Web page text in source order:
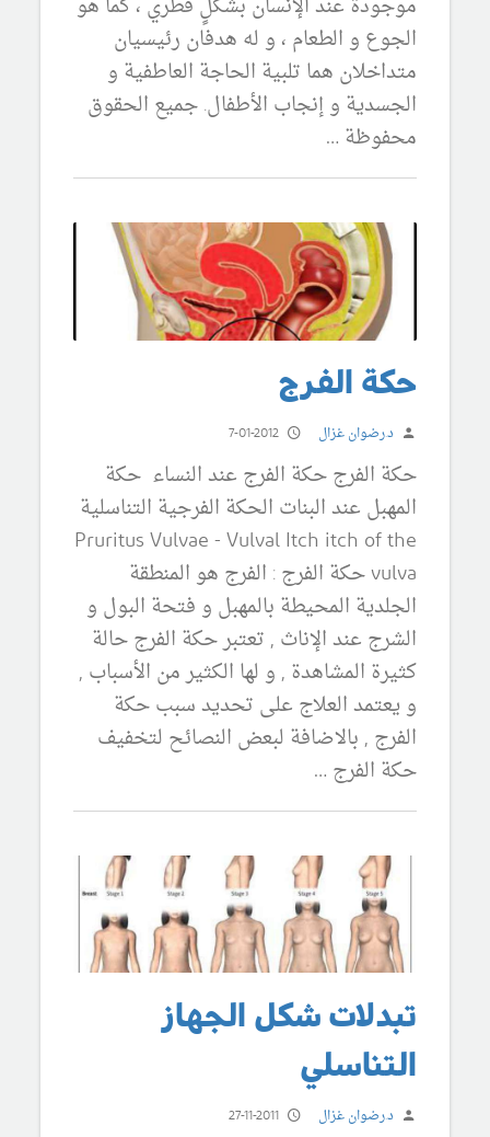
الجوع و الطعام ، و له هدفان رئيسيان
متداخلان هما تلبية الحاجة العاطفية و
الجسدية و إنجاب الأطفال. جميع الحقوق
محفوظة …
حكة الفرج
د.رضوان غزال 7-01-2012
حكة الفرج حكة الفرج عند النساء حكة
المهبل عند البنات الحكة الفرجية التناسلية
Pruritus Vulvae - Vulval Itch itch of the
vulva حكة الفرج : الفرج هو المنطقة
الجلدية المحيطة بالمهبل و فتحة البول و
الشرج عند الإناث , تعتبر حكة الفرج حالة
كثيرة المشاهدة , و لها الكثير من الأسباب ,
و يعتمد العلاج على تحديد سبب حكة
الفرج , بالاضافة لبعض النصائح لتخفيف
حكة الفرج …
تبدلات شكل الجهاز
التناسلي
د.رضوان غزال 27-11-2011